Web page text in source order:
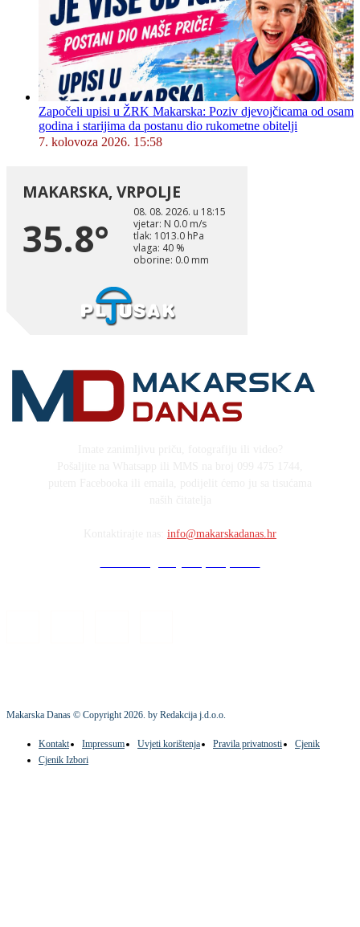
Započeli upisi u ŽRK Makarska: Poziv djevojčicama od osam
godina i starijima da postanu dio rukometne obitelji
7. kolovoza 2026. 15:58
info@makarskadanas.hr
Makarska Danas © Copyright2026. by Redakcija j.d.o.o.
Kontakt Impressum Uvjeti korištenja Pravila privatnosti
Cjenik
Cjenik Izbori